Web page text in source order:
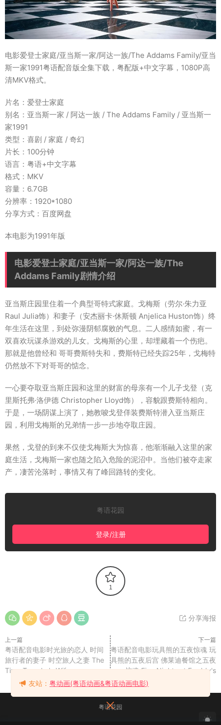
电影爱登士家庭/亚当斯一家/阿达一族/The Addams Family/亚当
斯一家1991粤语配音版全集下载，粤配版+中文字幕，1080P高
清MKV格式。
片名：爱登士家庭
别名：亚当斯一家 / 阿达一族 / The Addams Family / 亚当斯一
家1991
类型：喜剧 / 家庭 / 奇幻
片长：100分钟
语言：粤语+中文字幕
格式：MKV
容量：6.7GB
分辨率：1920*1080
分享方式：百度网盘
本电影为1991年版
电影爱登士家庭/亚当斯一家/阿达一族/The
Addams Family剧情介绍
亚当斯庄园里住着一个典型哥特式家庭。戈梅斯（劳尔·朱力亚
Raul Julia饰）和妻子（安杰丽卡·休斯顿 Anjelica Huston饰）终
年生活在这里，到处弥漫阴郁腐败的气息。二人感情如蜜，有一
双喜欢玩谋杀游戏的儿女。戈梅斯的心里，却埋藏着一个伤疤。
那就是他曾经和 哥哥费斯特失和，费斯特已经失踪25年，戈梅特
仍然放不下对哥哥的惦念。
一心要夺取亚当斯庄园和这里的财富的母亲有一个儿子戈登（克
里斯托弗·洛伊德 Christopher Lloyd饰），容貌跟费斯特相向。
于是，一场阴谋上演了，她教唆戈登佯装费斯特潜入亚当斯庄
园，利用戈梅斯的兄弟情一步一步地夺取庄园。
果然，戈登的到来不仅使戈梅斯大为惊喜，他渐渐融入这里的家
庭生活，戈梅斯一家也随之陷入危险的泥沼中。当他们被夺走家
产，凄苦沦落时，事情又有了峰回路转的变化。
粤语花园
登录/注册
1
分享海报
上一篇
粤语配音电影时光旅的恋人 时间
旅行者的妻子 时空旅人之妻 The
Time Traveler's Wife
下一篇
粤语配音电影玩具熊的五夜惊魂 玩
具熊的五夜后宫 佛莱迪餐馆之五夜
惊魂 Five Nights at Freddy's
粤语花园
友站：粤动画(粤语动画&粤语动画电影)